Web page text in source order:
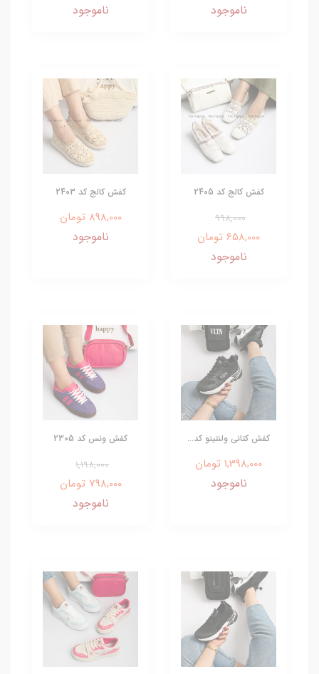
ناموجود ناموجود
کفش کالج کد 2405
998,000
658,000 تومان
ناموجود
کفش کالج کد 2403
898,000 تومان
ناموجود
کفش کتانی ولنتینو کد...
1,398,000 تومان
ناموجود
کفش ونس کد 2305
1,198,000
798,000 تومان
ناموجود